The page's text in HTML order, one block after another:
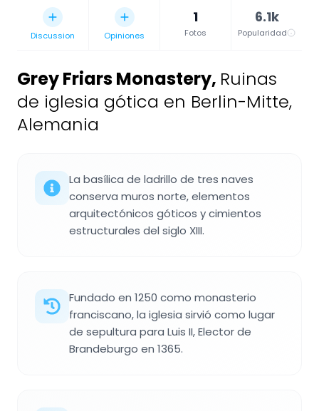
Discussion Opiniones
1
Fotos
6.1k
Popularidad
Grey Friars Monastery, Ruinas
de iglesia gótica en Berlin-Mitte,
Alemania
La basílica de ladrillo de tres naves
conserva muros norte, elementos
arquitectónicos góticos y cimientos
estructurales del siglo XIII.
Fundado en 1250 como monasterio
franciscano, la iglesia sirvió como lugar
de sepultura para Luis II, Elector de
Brandeburgo en 1365.